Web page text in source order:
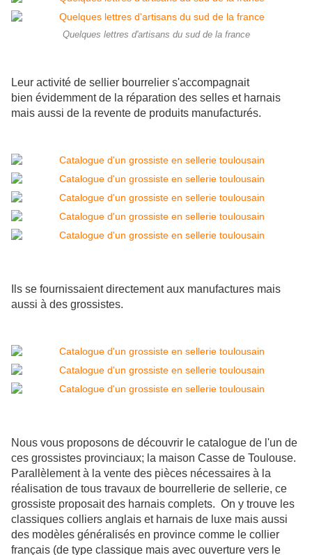
Quelques lettres d'artisans du sud de la france
Leur activité de sellier bourrelier s'accompagnait
bien évidemment de la réparation des selles et harnais
mais aussi de la revente de produits manufacturés.
Ils se fournissaient directement aux manufactures mais
aussi à des grossistes.
Nous vous proposons de découvrir le catalogue de l'un de
ces grossistes provinciaux; la maison Casse de Toulouse.
Parallèlement à la vente des pièces nécessaires à la
réalisation de tous travaux de bourrellerie de sellerie, ce
grossiste proposait des harnais complets. On y trouve les
classiques colliers anglais et harnais de luxe mais aussi
des modèles généralisés en province comme le collier
français (de type classique mais avec ouverture vers le